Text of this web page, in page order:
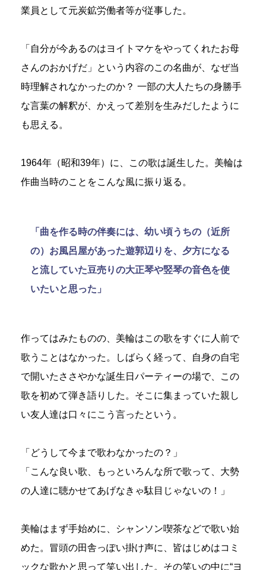
業員として元炭鉱労働者等が従事した。
「自分が今あるのはヨイトマケをやってくれたお母
さんのおかげだ」という内容のこの名曲が、なぜ当
時理解されなかったのか？ 一部の大人たちの身勝手
な言葉の解釈が、かえって差別を生みだしたように
も思える。
1964年（昭和39年）に、この歌は誕生した。美輪は
作曲当時のことをこんな風に振り返る。
「曲を作る時の伴奏には、幼い頃うちの（近所
の）お風呂屋があった遊郭辺りを、夕方になる
と流していた豆売りの大正琴や竪琴の音色を使
いたいと思った」
作ってはみたものの、美輪はこの歌をすぐに人前で
歌うことはなかった。しばらく経って、自身の自宅
で開いたささやかな誕生日パーティーの場で、この
歌を初めて弾き語りした。そこに集まっていた親し
い友人達は口々にこう言ったという。
「どうして今まで歌わなかったの？」
「こんな良い歌、もっといろんな所で歌って、大勢
の人達に聴かせてあげなきゃ駄目じゃないの！」
美輪はまず手始めに、シャンソン喫茶などで歌い始
めた。冒頭の田舎っぽい掛け声に、皆はじめはコミ
ックな歌かと思って笑い出した。その笑いの中に“ヨ